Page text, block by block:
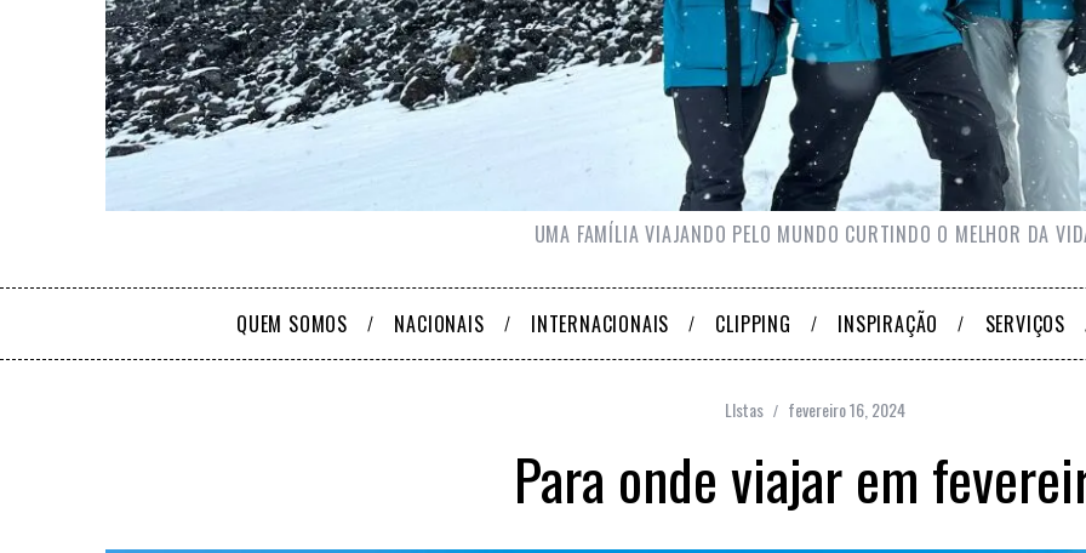
UMA FAMÍLIA VIAJANDO PELO MUNDO CURTINDO O MELHOR DA
QUEM SOMOS NACIONAIS INTERNACIONAIS CLIPPING INSPIRAÇÃO SERVIÇOS
LIstas fevereiro 16, 2024
Para onde viajar em